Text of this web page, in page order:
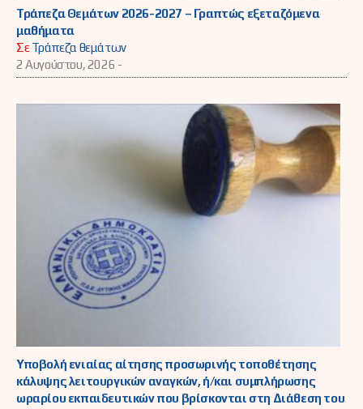
Τράπεζα Θεμάτων 2026-2027 – Γραπτώς εξεταζόμενα
μαθήματα
ΣεΤράπεζα θεμάτων
2 Αυγούστου, 2026 -
Υποβολή ενιαίας αίτησης προσωρινής τοποθέτησης
κάλυψης λειτουργικών αναγκών, ή/και συμπλήρωσης
ωραρίου εκπαιδευτικών που βρίσκονται στη Διάθεση του